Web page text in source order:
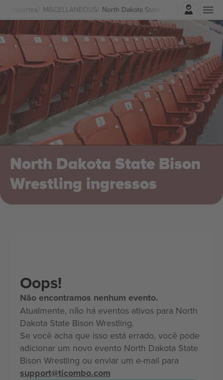
Esportes MISCELLANEOUS North Dakota State Bison Wrestling
Entrar
North Dakota State Bison
Wrestling ingressos
Oops!
Não encontramos nenhum evento.
Atualmente, não há eventos ativos para North
Dakota State Bison Wrestling.
Se você acha que isso está errado, você pode
adicionar um novo evento North Dakota State
Bison Wrestling ou enviar um e-mail para
support@ticombo.com